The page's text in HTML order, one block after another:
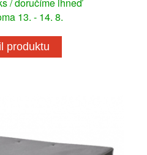
13. - 14. 8.
produktu